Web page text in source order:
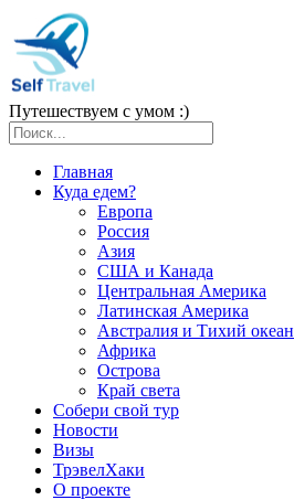
Путешествуем с умом :)
Главная
Куда едем?
Европа
Россия
Азия
США и Канада
Центральная Америка
Латинская Америка
Австралия и Тихий океан
Африка
Острова
Край света
Собери свой тур
Новости
Визы
ТрэвелХаки
О проекте